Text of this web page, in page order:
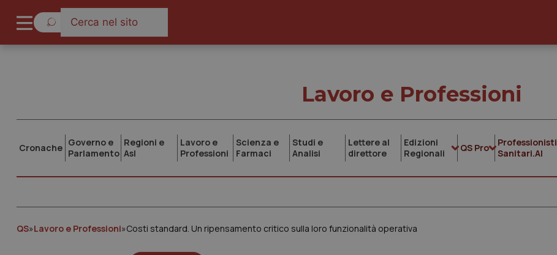
Lavoro e Professioni
Cronache Governo e
Parlamento
Regioni e
Asl
Lavoro e
Professioni
Scienza e
Farmaci
Studi e
Analisi
Lettere al
direttore
Edizioni
Regionali
QS Pro
Professionisti
Sanitari.AI
QS»Lavoro e Professioni»Costi standard. Un ripensamento critico sulla loro funzionalità operativa